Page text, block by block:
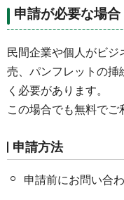
申請が必要な場合
民間企業や個人がビジ
売、パンフレットの挿
く必要があります。
この場合でも無料でご
申請方法
申請前にお問い合